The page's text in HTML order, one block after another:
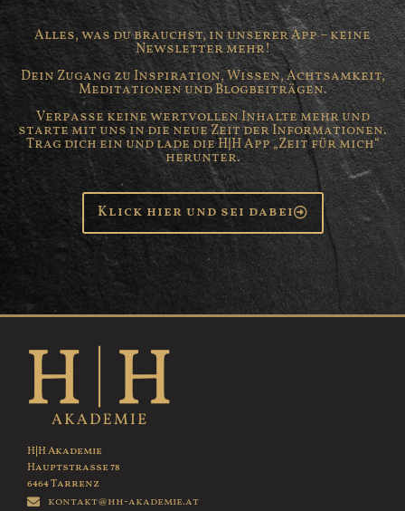
Alles, was du brauchst, in unserer App – keine
Newsletter mehr!
Dein Zugang zu Inspiration, Wissen, Achtsamkeit,
Meditationen und Blogbeiträgen.
Verpasse keine wertvollen Inhalte mehr und
starte mit uns in die neue Zeit der Informationen.
Trag dich ein und lade die H|H App „Zeit für mich“
herunter.
Klick hier und sei dabei
H|H Akademie
Hauptstrasse 78
6464 Tarrenz
kontakt@hh-akademie.at